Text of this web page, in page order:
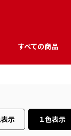
すべての商品
示 １色表示